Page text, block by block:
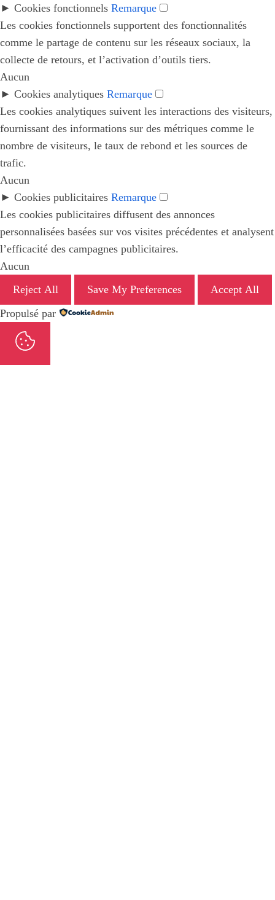
► Cookies fonctionnels Remarque
Les cookies fonctionnels supportent des fonctionnalités
comme le partage de contenu sur les réseaux sociaux, la
collecte de retours, et l’activation d’outils tiers.
Aucun
► Cookies analytiques Remarque
Les cookies analytiques suivent les interactions des visiteurs,
fournissant des informations sur des métriques comme le
nombre de visiteurs, le taux de rebond et les sources de
trafic.
Aucun
► Cookies publicitaires Remarque
Les cookies publicitaires diffusent des annonces
personnalisées basées sur vos visites précédentes et analysent
l’efficacité des campagnes publicitaires.
Aucun
Reject All
Save My Preferences
Accept All
Propulsé par